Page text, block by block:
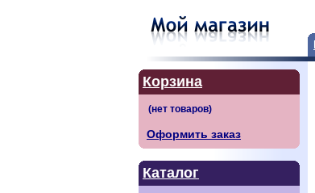
Корзина
Оформить заказ
Каталог